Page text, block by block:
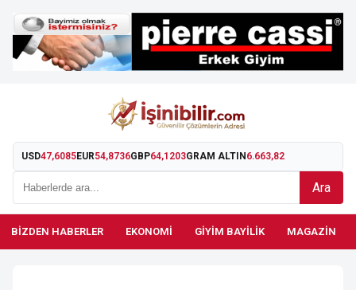
USD47,6085EUR54,8736GBP64,1203GRAM ALTIN 6.663,82
Ara
BIZDEN HABERLER EKONOMI GIYIM BAYILIK MAGAZIN